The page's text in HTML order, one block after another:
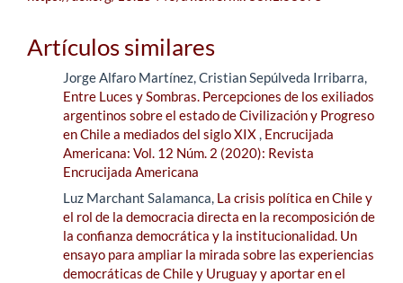
Artículos similares
Jorge Alfaro Martínez, Cristian Sepúlveda Irribarra,
Entre Luces y Sombras. Percepciones de los exiliados
argentinos sobre el estado de Civilización y Progreso
en Chile a mediados del siglo XIX, Encrucijada
Americana: Vol. 12 Núm. 2 (2020): Revista
Encrucijada Americana
Luz Marchant Salamanca, La crisis política en Chile y
el rol de la democracia directa en la recomposición de
la confianza democrática y la institucionalidad. Un
ensayo para ampliar la mirada sobre las experiencias
democráticas de Chile y Uruguay y aportar en el